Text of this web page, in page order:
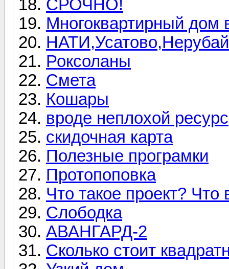
СРОЧНО!
Многоквартирный дом
Роксоланы
Смета
Кошары
вроде неплохой
скидочная карта
Полезные програмки
Протопоповка
Что такое проект? Что
Слободка
АВАНГАРД-2
Сколько стоит